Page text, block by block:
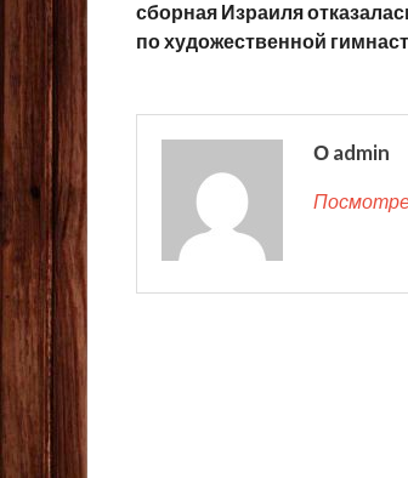
сборная Израиля
по художественной
О admin